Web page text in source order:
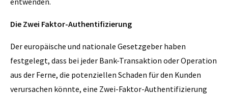
Die Zwei Faktor-Authentifizierung
Der europäische und nationale Gesetzgeber haben
festgelegt, dass bei jeder Bank-Transaktion oder Operation
aus der Ferne, die potenziellen Schaden für den Kunden
verursachen könnte, eine Zwei-Faktor-Authentifizierung